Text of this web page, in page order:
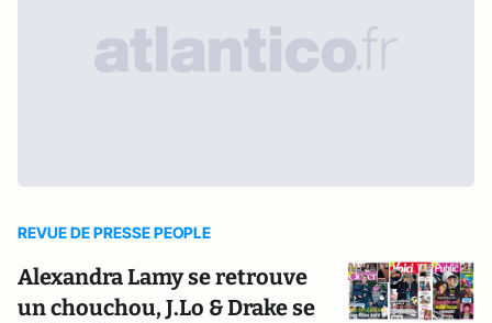
REVUE DE PRESSE PEOPLE
Alexandra Lamy se retrouve
un chouchou, J.Lo & Drake se